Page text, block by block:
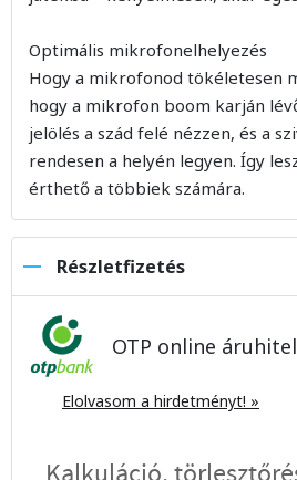
Optimális mikrofonelhelyezés
Hogy a mikrofonod tökéletesen
hogy a mikrofon boom karján
jelölés a szád felé nézzen, és a
rendesen a helyén legyen. Így
érthető a többiek számára.
Részletfizetés
OTP online áruhitel
Elolvasom a hirdetményt! »